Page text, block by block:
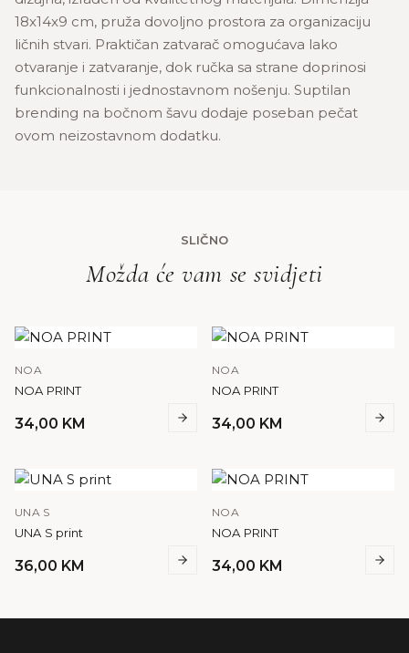
18x14x9 cm, pruža dovoljno prostora za organizaciju
ličnih stvari. Praktičan zatvarač omogućava lako
otvaranje i zatvaranje, dok ručka sa strane doprinosi
funkcionalnosti i jednostavnom nošenju. Suptilan
brending na bočnom šavu dodaje poseban pečat
ovom neizostavnom dodatku.
SLIČNO
Možda će vam se svidjeti
NOA
NOA PRINT
34,00 KM
NOA
NOA PRINT
34,00 KM
UNA S
UNA S print
36,00 KM
NOA
NOA PRINT
34,00 KM